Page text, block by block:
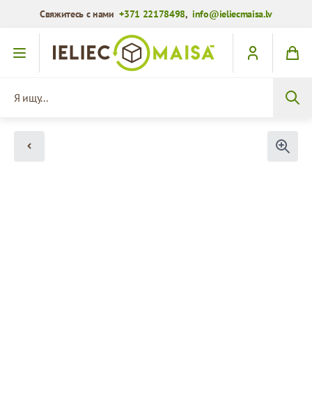
Свяжитесь с нами+371 22178498,info@ieliecmaisa.lv
Перейти к содержимому